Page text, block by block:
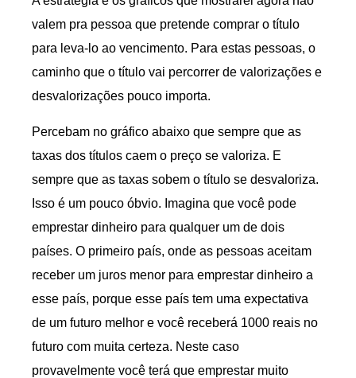
valem pra pessoa que pretende comprar o título
para leva-lo ao vencimento. Para estas pessoas, o
caminho que o título vai percorrer de valorizações e
desvalorizações pouco importa.
Percebam no gráfico abaixo que sempre que as
taxas dos títulos caem o preço se valoriza. E
sempre que as taxas sobem o título se desvaloriza.
Isso é um pouco óbvio. Imagina que você pode
emprestar dinheiro para qualquer um de dois
países. O primeiro país, onde as pessoas aceitam
receber um juros menor para emprestar dinheiro a
esse país, porque esse país tem uma expectativa
de um futuro melhor e você receberá 1000 reais no
futuro com muita certeza. Neste caso
provavelmente você terá que emprestar muito